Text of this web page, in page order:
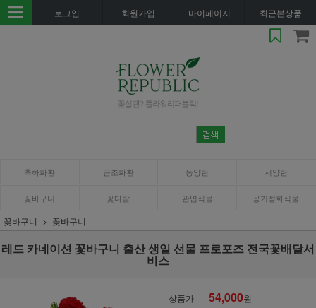
로그인 회원가입 마이페이지 최근본상품
축하화환 근조화환 동양란 서양란
꽃바구니 꽃다발 관엽식물 공기정화식물
꽃바구니 꽃바구니
레드 카네이션 꽃바구니 출산 생일 선물 프로포즈 전국꽃배달서
비스
상품가 54,000원